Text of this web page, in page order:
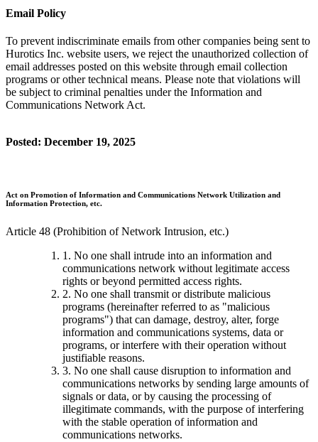
Email Policy
To prevent indiscriminate emails from other companies being sent to
Hurotics Inc. website users, we reject the unauthorized collection of
email addresses posted on this website through email collection
programs or other technical means. Please note that violations will
be subject to criminal penalties under the Information and
Communications Network Act.
Posted: December 19, 2025
Act on Promotion of Information and Communications Network Utilization and
Information Protection, etc.
Article 48 (Prohibition of Network Intrusion, etc.)
1. No one shall intrude into an information and
communications network without legitimate access
rights or beyond permitted access rights.
2. No one shall transmit or distribute malicious
programs (hereinafter referred to as "malicious
programs") that can damage, destroy, alter, forge
information and communications systems, data or
programs, or interfere with their operation without
justifiable reasons.
3. No one shall cause disruption to information and
communications networks by sending large amounts of
signals or data, or by causing the processing of
illegitimate commands, with the purpose of interfering
with the stable operation of information and
communications networks.